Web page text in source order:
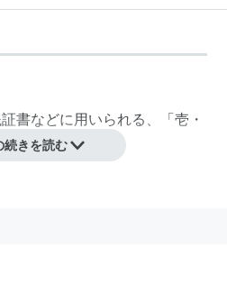
書などに用いられる、「壱・
続きを読む